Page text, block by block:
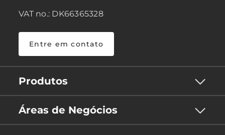
VAT no.: DK66365328
Entre em contato
Produtos
Áreas de Negócios